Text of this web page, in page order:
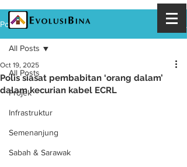
Post
All Posts
Projek
Infrastruktur
Semenanjung
Sabah & Sarawak
All Posts
Polis siasat pembabitan ‘orang dalam’
dalam kecurian kabel ECRL
Oct 19, 2025